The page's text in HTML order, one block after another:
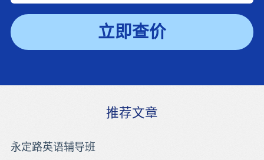
立即查价
推荐文章
永定路英语辅导班